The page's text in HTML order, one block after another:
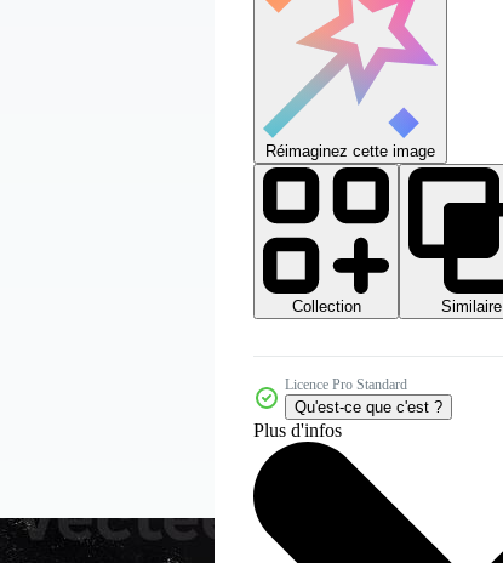
Réimaginez cette image
Collection
Similaire
Licence Pro Standard
Qu'est-ce que c'est ?
Plus d'infos